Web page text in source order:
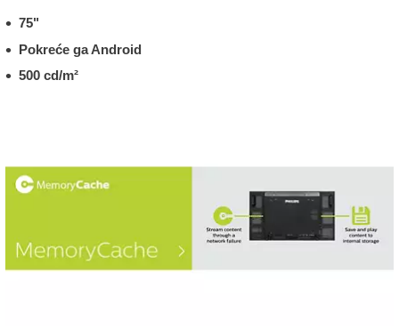
75"
Pokreće ga Android
500 cd/m²